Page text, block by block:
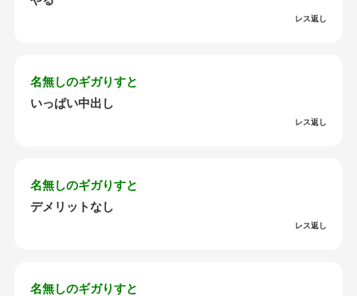
レス返し
名無しのギガりすと
いっぱい中出し
レス返し
名無しのギガりすと
デメリットなし
レス返し
名無しのギガりすと